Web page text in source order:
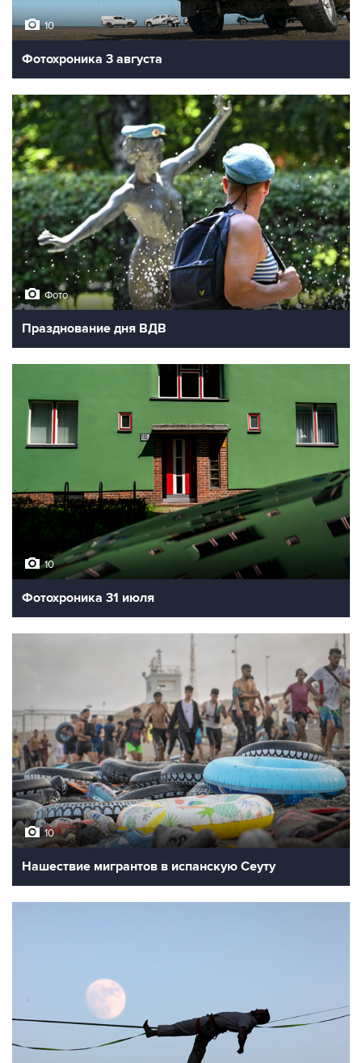
10
Фотохроника 3 августа
Фото
Празднование дня ВДВ
10
Фотохроника 31 июля
10
Нашествие мигрантов в испанскую Сеуту